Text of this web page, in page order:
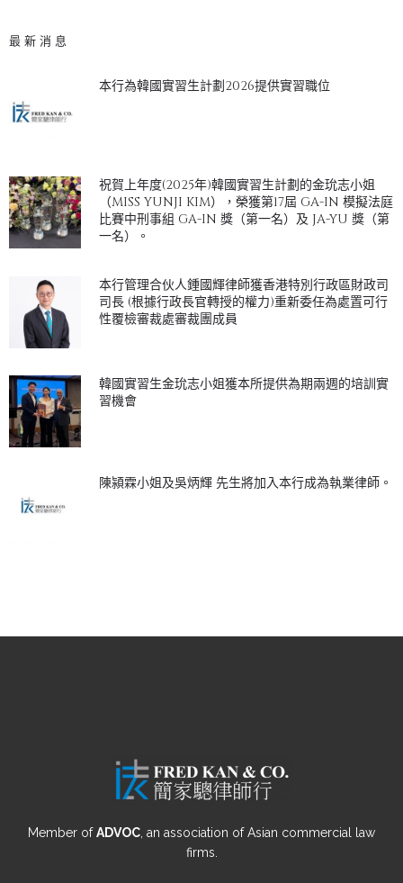
最新消息
本行為韓國實習生計劃2026提供實習職位
祝賀上年度(2025年)韓國實習生計劃的金玧志小姐
（MISS YUNJI KIM），榮獲第17屆 GA-IN 模擬法庭
比賽中刑事組 GA-IN 獎（第一名）及 JA-YU 獎（第
一名）。
本行管理合伙人鍾國輝律師獲香港特別行政區財政司
司長 (根據行政長官轉授的權力)重新委任為處置可行
性覆檢審裁處審裁團成員
韓國實習生金玧志小姐獲本所提供為期兩週的培訓實
習機會
陳潁霖小姐及吳炳輝 先生將加入本行成為執業律師。
Member ofADVOC, an association of Asian commercial law
firms.